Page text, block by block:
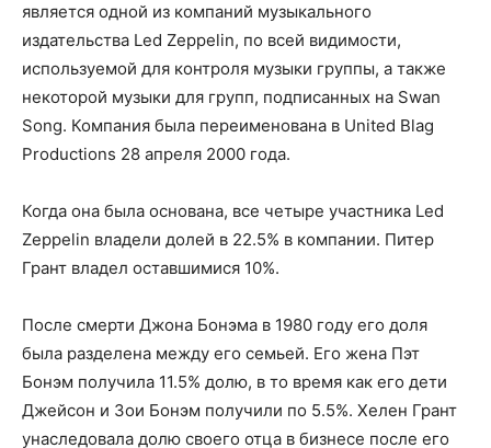
является одной из компаний музыкального
издательства Led Zeppelin, по всей видимости,
используемой для контроля музыки группы, а также
некоторой музыки для групп, подписанных на Swan
Song. Компания была переименована в United Blag
Productions 28 апреля 2000 года.
Когда она была основана, все четыре участника Led
Zeppelin владели долей в 22.5% в компании. Питер
Грант владел оставшимися 10%.
После смерти Джона Бонэма в 1980 году его доля
была разделена между его семьей. Его жена Пэт
Бонэм получила 11.5% долю, в то время как его дети
Джейсон и Зои Бонэм получили по 5.5%. Хелен Грант
унаследовала долю своего отца в бизнесе после его